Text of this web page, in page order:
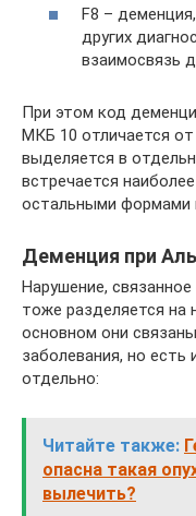
F8 –
других
взаимосвязь
При этом код
МКБ 10 отличается от
выделяется в
встречается
остальными формами
Деменция при
Нарушение,
тоже разделяется на
основном они
заболевания, но
отдельно:
Читайте также:
опасна такая
вылечить?